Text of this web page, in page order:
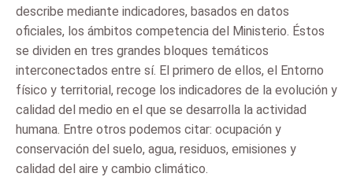
describe mediante indicadores, basados en datos
oficiales, los ámbitos competencia del Ministerio. Éstos
se dividen en tres grandes bloques temáticos
interconectados entre sí. El primero de ellos, el Entorno
físico y territorial, recoge los indicadores de la evolución y
calidad del medio en el que se desarrolla la actividad
humana. Entre otros podemos citar: ocupación y
conservación del suelo, agua, residuos, emisiones y
calidad del aire y cambio climático.